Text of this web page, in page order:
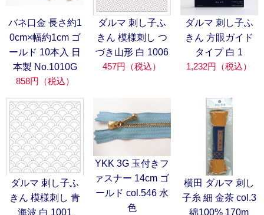
バネ口金 長さ約1
0cm×幅約1cm ゴ
ールド 10本入 日
本製 No.1010G
858円（税込）
ダルマ 刺し子ふ
きん 模様刺し つ
づき山形 白 1006
457円（税込）
ダルマ 刺し子ふ
きん 方眼ガイド
タイプ 白 1
1,232円（税込）
ダルマ 刺し子ふ
きん 模様刺し 青
海波 白 1001
YKK 3G 玉付きフ
ァスナー 14cm ゴ
ールド col.546 水
色
横田 ダルマ 刺し
子糸 細 金茶 col.3
綿100% 170m